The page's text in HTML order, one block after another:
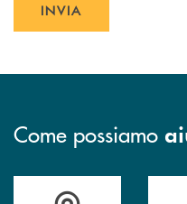
INVIA
Come possiamo
Trova la filiale più vicina a teHai